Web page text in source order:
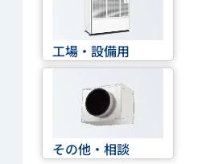
工場・設備用
その他・相談